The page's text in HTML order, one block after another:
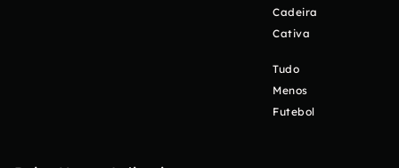
Cadeira
Cativa
Tudo
Menos
Futebol